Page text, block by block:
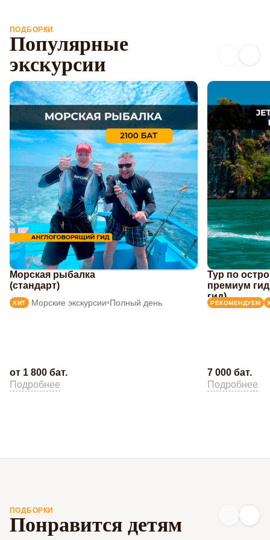
ПОДБОРКИ
Популярные
экскурсии
Морская рыбалка
(стандарт)
ХИТ Морские экскурсии•Полный день
от 1 800 бат.
Подробнее
Тур по
премиум
гид)
РЕКОМЕНДУЕМ
7 000 бат.
Подробнее
ПОДБОРКИ
Понравится детям